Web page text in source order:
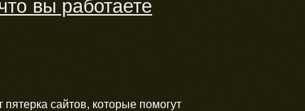
вы работаете
сайтов, которые помогут